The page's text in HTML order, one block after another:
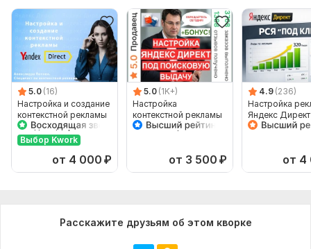
5.0 (16)
Настройка и создание
контекстной рекламы
- Яндекс Директ
Выбор Kwork
от 4 000 ₽
5.0 (1K+)
Настройка
контекстной рекламы
Яндекс Директ в
от 3 500 ₽
4.9 (236)
Настройка
Яндекс
Под ключ.
от 4
Расскажите друзьям об этом кворке